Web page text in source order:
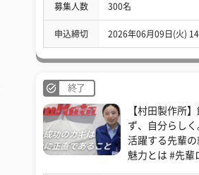
募集人数 300名
申込締切 2026年06月09日(火)
終了
【村田製作所
ず、自分らし
活躍する先輩
魅力とは #先輩